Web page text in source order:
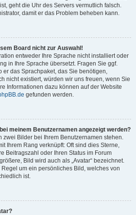
geht die Uhr des Servers vermutlich falsch.
damit er das Problem beheben kann.
Board nicht zur Auswahl!
entweder Ihre Sprache nicht installiert oder
in Ihre Sprache übersetzt. Fragen Sie ggf.
er das Sprachpaket, das Sie benötigen,
nicht existiert, würden wir uns freuen, wenn Sie
Informationen dazu können auf der Website
gefunden werden.
meinem Benutzernamen angezeigt werden?
zwei Bilder bei Ihrem Benutzernamen stehen.
Ihrem Rang verknüpft: Oft sind dies Sterne,
Beitragszahl oder Ihren Status im Forum
Bild wird auch als „Avatar“ bezeichnet.
um ein persönliches Bild, welches von
ist.